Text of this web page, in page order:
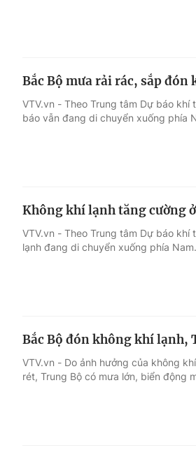
Bắc Bộ mưa rải rác, sắp
VTV.vn - Theo Trung tâm Dự báo
báo vẫn đang di chuyển xuống phía
Không khí lạnh tăng cường
VTV.vn - Theo Trung tâm Dự báo
lạnh đang di chuyển xuống phía Nam.
Bắc Bộ đón không khí lạnh,
VTV.vn - Do ảnh hưởng của không
rét, Trung Bộ có mưa lớn, biển động